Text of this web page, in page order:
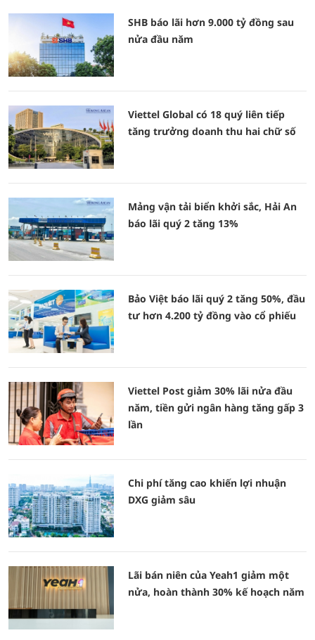
SHB báo lãi hơn 9.000 tỷ đồng sau
nửa đầu năm
Viettel Global có 18 quý liên tiếp
tăng trưởng doanh thu hai chữ số
Mảng vận tải biển khởi sắc, Hải An
báo lãi quý 2 tăng 13%
Bảo Việt báo lãi quý 2 tăng 50%, đầu
tư hơn 4.200 tỷ đồng vào cổ phiếu
Viettel Post giảm 30% lãi nửa đầu
năm, tiền gửi ngân hàng tăng gấp 3
lần
Chi phí tăng cao khiến lợi nhuận
DXG giảm sâu
Lãi bán niên của Yeah1 giảm một
nửa, hoàn thành 30% kế hoạch năm